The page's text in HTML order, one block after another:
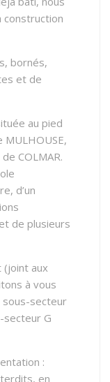
construction
bornés,
et de
au pied
COLMAR.
d’un
de plusieurs
(joint aux
à vous
sous-secteur
secteur G
:
en